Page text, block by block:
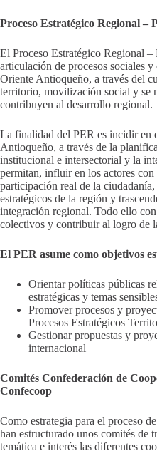
Proceso Estratégico Regional –
El Proceso Estratégico Regional
articulación de procesos sociales
Oriente Antioqueño, a través del
territorio, movilización social y se
contribuyen al desarrollo regional.
La finalidad del PER es incidir en
Antioqueño, a través de la
institucional e intersectorial y la
permitan, influir en los actores
participación real de la
estratégicos de la región y
integración regional. Todo ello
colectivos y contribuir al logro de
El PER asume como objetivos
Orientar políticas públicas
estratégicas y temas
Promover procesos y
Procesos Estratégicos
Gestionar propuestas y
internacional
Comités Confederación de
Confecoop
Como estrategia para el proceso
han estructurado unos comités de
temática e interés las diferentes